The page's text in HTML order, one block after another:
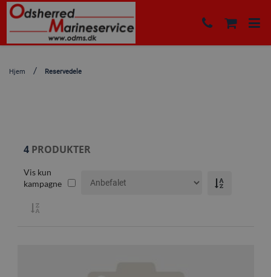
Hjem Reservedele
4PRODUKTER
Vis kun
kampagne